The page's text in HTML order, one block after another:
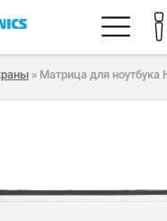
» Матрица для ноутбука